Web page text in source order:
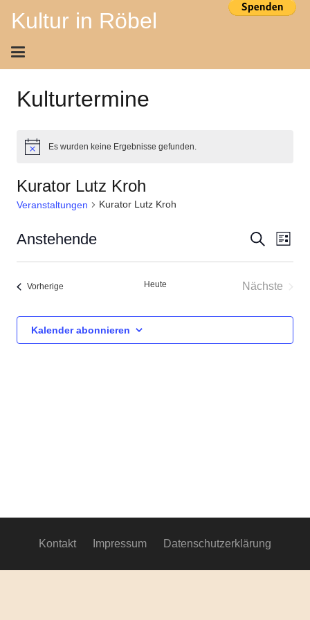
Kultur in Röbel
Kulturtermine
HinweisEs wurden keine Ergebnisse gefunden.
Kurator Lutz Kroh
Veranstaltungen Kurator Lutz Kroh
Suche
und
Suche
Liste
Anstehende
Datum
Vorherige Heute
Nächste
Kalender abonnieren
Kontakt Impressum Datenschutzerklärung